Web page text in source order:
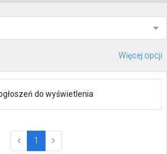
Więcej opcji
do wyświetlenia
1 (current)